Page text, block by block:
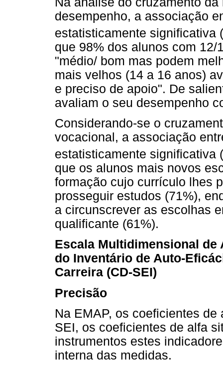
desempenho, a associação
estatisticamente significativa (
que 98% dos alunos com
"médio/ bom mas podem
mais velhos (14 a 16 anos)
e preciso de apoio". De
avaliam o seu desempenho
Considerando-se o
vocacional, a associação
estatisticamente significativa (
que os alunos mais novos
formação cujo currículo lhes
prosseguir estudos (71%),
a circunscrever as escolhas
qualificante (61%).
Escala Multidimensional de
do Inventário de Auto-
Carreira (CD-SEI)
Precisão
Na EMAP, os coeficientes
SEI, os coeficientes de alfa
instrumentos estes
interna das medidas.